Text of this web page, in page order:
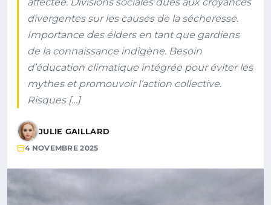
divergentes sur les causes de la sécheresse.
Importance des élders en tant que gardiens
de la connaissance indigène. Besoin
d’éducation climatique intégrée pour éviter les
mythes et promouvoir l’action collective.
Risques […]
JULIE GAILLARD
4 NOVEMBRE 2025